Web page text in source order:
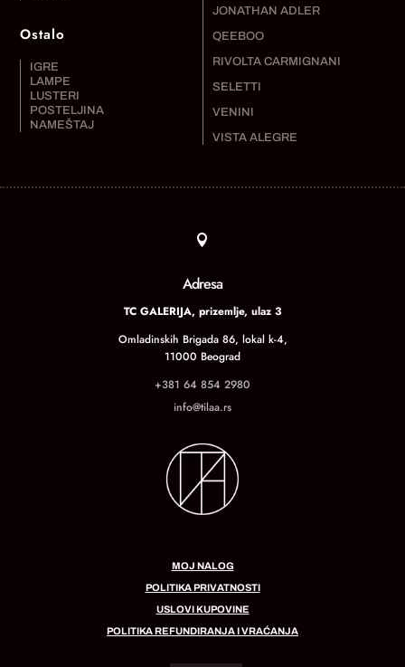
Ostalo
IGRE
LAMPE
LUSTERI
POSTELJINA
NAMEŠTAJ
JONATHAN ADLER
QEEBOO
RIVOLTA CARMIGNANI
SELETTI
VENINI
VISTA ALEGRE

Adresa
TC GALERIJA, prizemlje, ulaz 3
Omladinskih Brigada 86, lokal k-4,
11000 Beograd
+381 64 854 2980
info@tilaa.rs
MOJ NALOG
POLITIKA PRIVATNOSTI
USLOVI KUPOVINE
POLITIKA REFUNDIRANJA I VRAĆANJA